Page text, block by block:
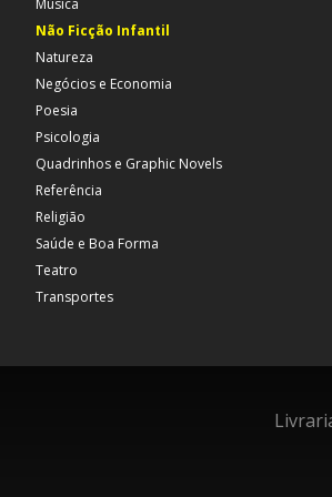
Música
Não Ficção Infantil
Natureza
Negócios e Economia
Poesia
Psicologia
Quadrinhos e Graphic Novels
Referência
Religião
Saúde e Boa Forma
Teatro
Transportes